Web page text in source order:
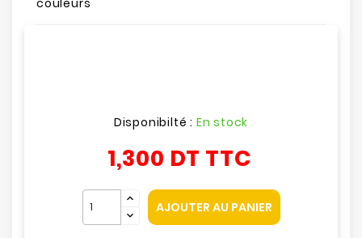
couleurs
Disponibilté : En stock
1,300 DT TTC
AJOUTER AU PANIER